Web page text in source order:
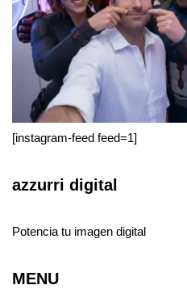
[instagram-feed feed=1]
azzurri digital
Potencia tu imagen digital
MENU